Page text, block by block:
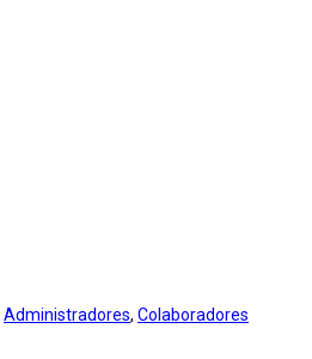
Administradores, Colaboradores